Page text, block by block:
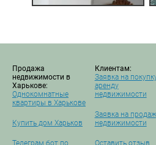
Продажа
недвижимости в
Харькове:
Однокомнатные
квартиры в Харькове
Купить дом Харьков
Телеграм бот по
Клиентам:
Заявка на
аренду
недвижимости
Заявка на
недвижимости
Оставить отзыв